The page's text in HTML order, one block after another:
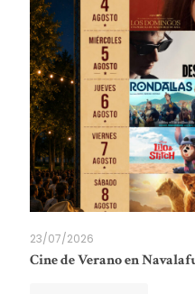
23/07/2026
Cine de Verano en